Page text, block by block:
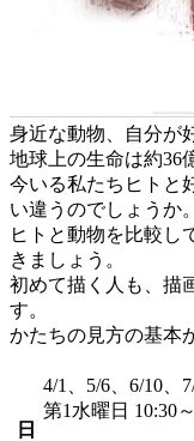
身近な動物、自分が
地球上の生命は約36
今いる私たちヒトと
い違うのでしょうか。
ヒトと動物を比較し
きましょう。
初めて描く人も、描
す。
かたちの見方の基本
日
4/1、5/6、6/10、
第1水曜日 10:30